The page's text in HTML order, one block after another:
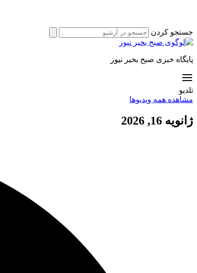
جستجو کردن
پایگاه خبری صبح بخیر نیوز
تلدیو
مشاهده همه ویدیوها
ژانویه 16, 2026